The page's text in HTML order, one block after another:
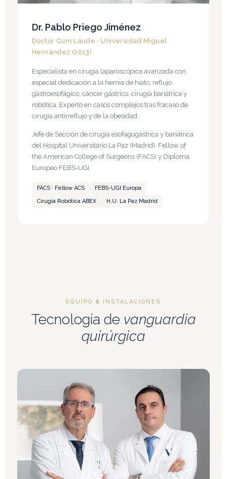
Dr. Pablo Priego Jiménez
Doctor Cum Laude · Universidad Miguel
Hernández (2013)
Especialista en cirugía laparoscópica avanzada con
especial dedicación a la hernia de hiato, reflujo
gastroesofágico, cáncer gástrico, cirugía bariátrica y
robótica. Experto en casos complejos tras fracaso de
cirugía antirreflujo y de la obesidad.
Jefe de Sección de cirugía esofagogástrica y bariátrica
del Hospital Universitario La Paz (Madrid). Fellow of
the American College of Surgeons (FACS) y Diploma
Europeo FEBS-UGI.
FACS · Fellow ACS
FEBS-UGI Europa
Cirugía Robótica ABEX
H.U. La Paz Madrid
EQUIPO & INSTALACIONES
Tecnología de vanguardia
quirúrgica